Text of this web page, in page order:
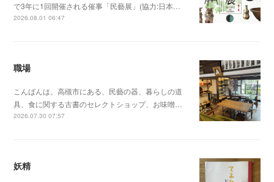
で3年に1回開催される催事「民藝展」(協力:日本…
2026.08.01 06:47
職場
こんばんは。高槻市にある、民藝の器、暮らしの道
具、食に関する古書のセレクトショップ、お味噌…
2026.07.30 07:57
妖精